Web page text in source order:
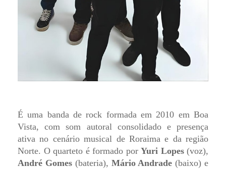
É uma banda de rock formada em 2010 em Boa
Vista, com som autoral consolidado e presença
ativa no cenário musical de Roraima e da região
Norte. O quarteto é formado por Yuri Lopes(voz),
André Gomes(bateria), Mário Andrade (baixo) e